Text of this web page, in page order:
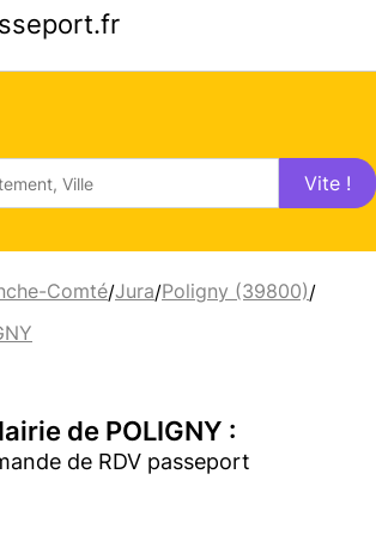
Vite !
Comté/Jura/Poligny (39800)/
de POLIGNY :
de RDV passeport